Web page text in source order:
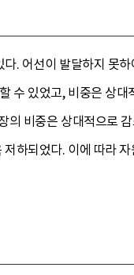
. 어선이 발달하지 못
수 있었고, 비중은 상
비중은 상대적으로
하되었다. 이에 따라